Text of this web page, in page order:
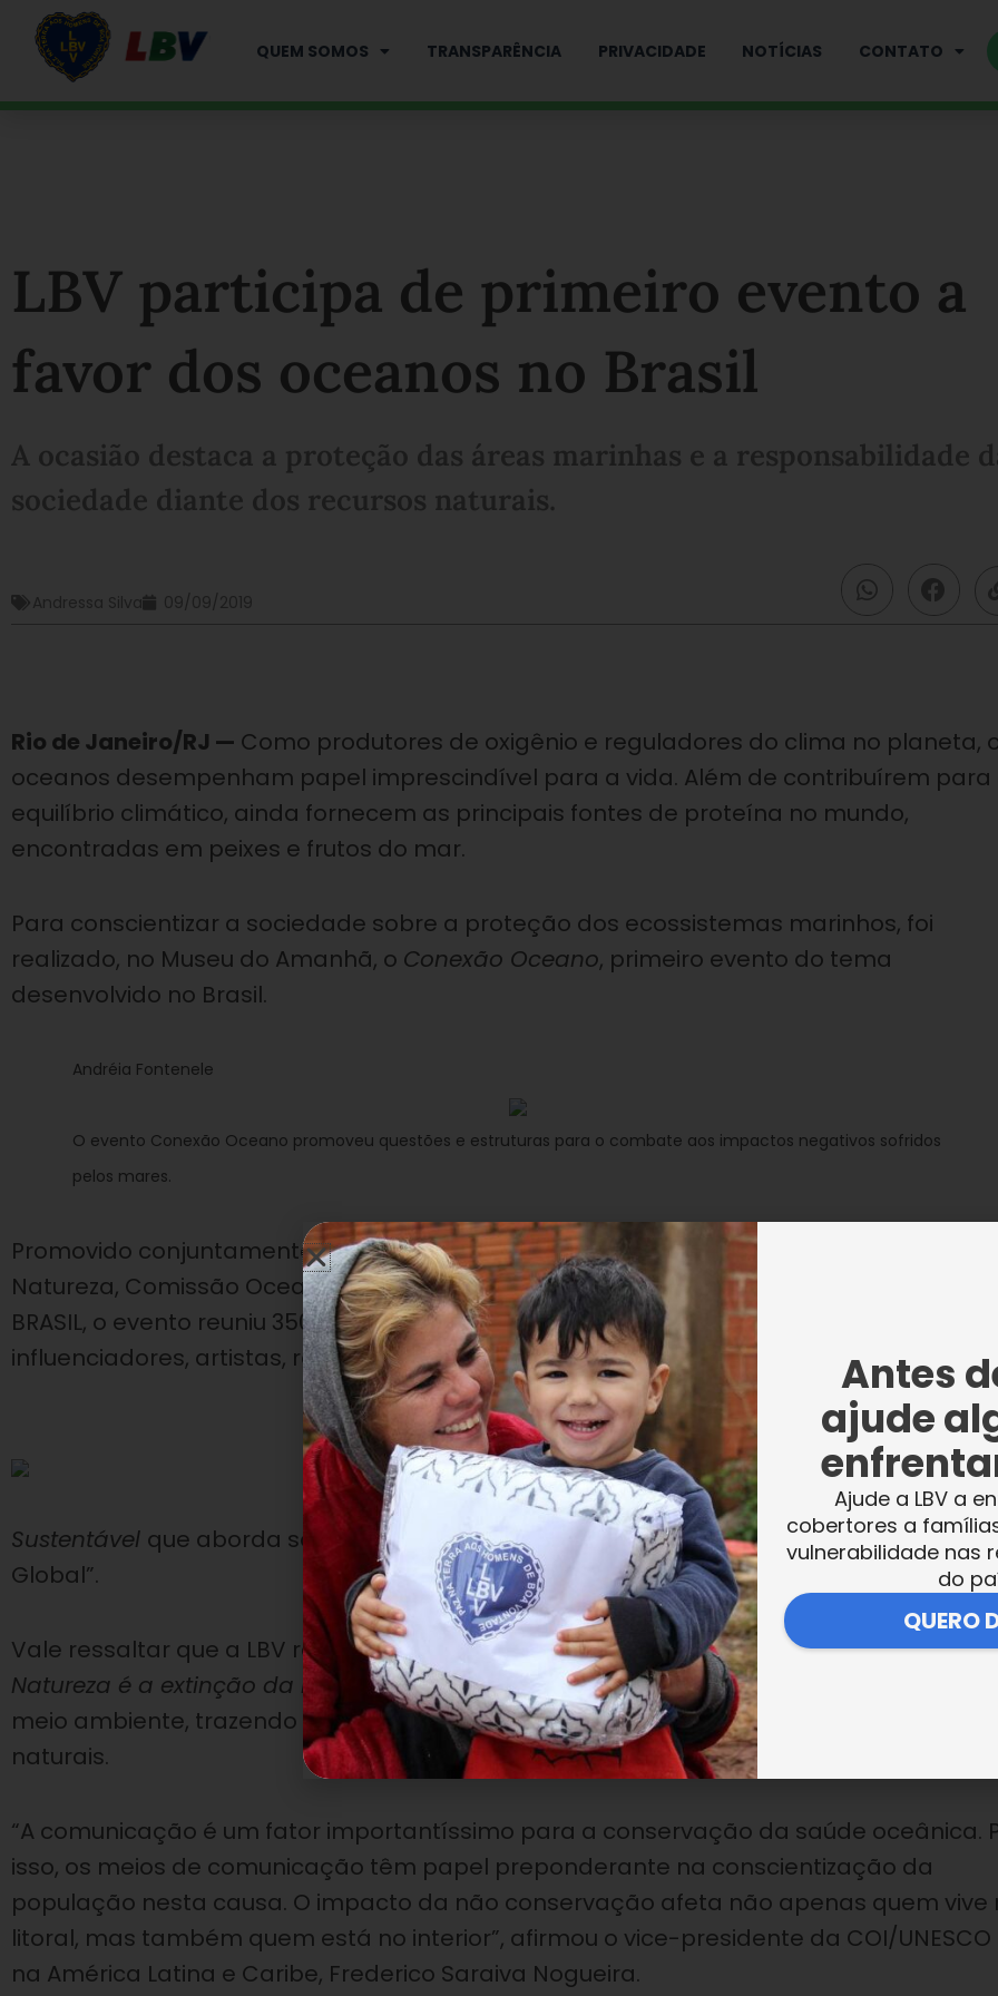
QUEM SOMOS TRANSPARÊNCIA PRIVACIDADE NOTÍCIAS CONTATO
LBV participa de primeiro evento a
favor dos oceanos no Brasil
A ocasião destaca a proteção das áreas marinhas e a responsabilidade
sociedade diante dos recursos naturais.
Andressa Silva 09/09/2019
Rio de Janeiro/RJ — Como produtores de oxigênio e reguladores do clima no planeta,
oceanos desempenham papel imprescindível para a vida. Além de contribuírem para
equilíbrio climático, ainda fornecem as principais fontes de proteína no mundo,
encontradas em peixes e frutos do mar.
Para conscientizar a sociedade sobre a proteção dos ecossistemas marinhos, foi
realizado, no Museu do Amanhã, o Conexão Oceano, primeiro evento do tema
desenvolvido no Brasil.
Andréia Fontenele
O evento Conexão Oceano promoveu questões e estruturas para o combate aos impactos negativos sofridos
pelos mares.
Promovido conjuntamente pela Fundação Grupo Boticário de Proteção à
Natureza, Comissão Oceanográfica Intergovernamental (COI) da UNESCO e UNESCO
BRASIL, o evento reuniu 350 pessoas, dentre elas pesquisadores, atletas, cientistas,
influenciadores, artistas, representantes da sociedade e estudantes.
Na oportunidade, aLegião da Boa Vontade (LBV)
marcou presença, trazendo aos palestrantes a
mensagem da revista BOA VONTADE
Desenvolvimento
Sustentável que aborda sobre “Cidadania ecumênica e solidária no topo da Agenda
Global”.
Vale ressaltar que a LBV realiza, por meio da campanha permanente ‘A destruição da
Natureza é a extinção da Raça Humana’, ações de conscientização e preservação do
meio ambiente, trazendo à sociedade sua responsabilidade diante dos recursos
naturais.
“A comunicação é um fator importantíssimo para a conservação da saúde oceânica.
isso, os meios de comunicação têm papel preponderante na conscientização da
população nesta causa. O impacto da não conservação afeta não apenas quem vive
litoral, mas também quem está no interior”, afirmou o vice-presidente da COI/UNESCO
na América Latina e Caribe, Frederico Saraiva Nogueira.
Antes
ajude
Ajude a LBV a
cobertores a
vulnerabilidade nas
do
QUERO